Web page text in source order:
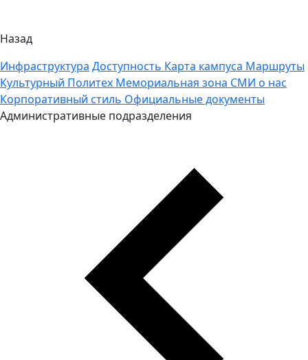
Назад
Инфраструктура Доступность Карта кампуса Маршруты
Культурный Политех Мемориальная зона СМИ о нас
Корпоративный стиль Официальные документы
Административные подразделения